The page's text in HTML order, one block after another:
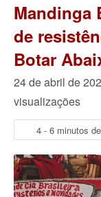
Mandinga
de
Botar
24 de abril de
visualizações
4 - 6 minutos